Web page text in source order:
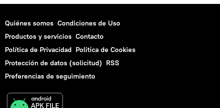
Quiénes somos Condiciones de Uso
Productos y servicios Contacto
Política de Privacidad Politica de Cookies
Protección de datos (solicitud) RSS
Preferencias de seguimiento